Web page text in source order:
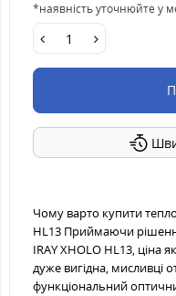
*наявність уточнюйте у
Чому варто купити
HL13 Приймаючи
IRAY XHOLO HL13, ціна
дуже вигідна, мисливці
функціональний